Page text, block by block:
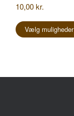
10,00kr.
Vælg muligheder